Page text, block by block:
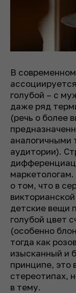
В
голубой – с
даже ряд
(речь о более
аналогичными
аудитории).
о том, что в
детские вещи
голубой цвет
(особенно
тогда как
изысканный и
принципе, это
стереотипах,
в тему.